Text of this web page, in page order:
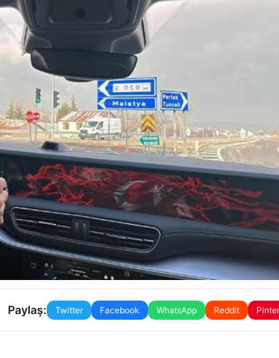
Paylaş: Twitter Facebook WhatsApp Reddit